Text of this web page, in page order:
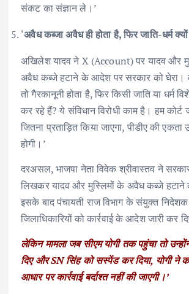
संकट का संज्ञान ले।’
‘अवैध कब्जा अवैध ही होता है, फिर जाति-धर्म
अखिलेश यादव ने X (Account) पर यादव और
अवैध कब्जे हटाने के आदेश पर सरकार को घेरा।
तो गैरकानूनी होता है, फिर किसी जाति या धर्म
कर रहे हैं? ये संविधान विरोधी काम है। हम कोर्ट
जितना प्रताड़ित किया जाएगा, पीडीए की एकता
होगी।’
दरअसल, भाजपा नेता विवेक श्रीवास्तव ने
लिखकर यादव और मुस्लिमों के अवैध कब्जे हटाने
इसके बाद पंचायती राज विभाग के संयुक्त
जिलाधिकारियों को कार्रवाई के आदेश जारी कर
लेकिन मामला जब सीएम योगी तक पहुंचा तो
दिए और SN सिंह को सस्पेंड कर दिया, योगी ने
आधार पर कार्रवाई बर्दाश्त नहीं की जाएगी।’